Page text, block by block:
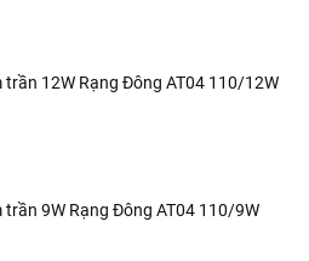
trần 12W Rạng Đông AT04 110/12W
trần 9W Rạng Đông AT04 110/9W